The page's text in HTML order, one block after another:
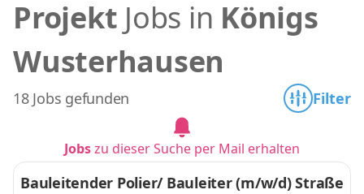
Projekt Jobs in Königs
Wusterhausen
18 Jobs gefunden Filter
Jobszu dieser Suche per Mail erhalten
Bauleitender Polier/ Bauleiter (m/w/d) Straße